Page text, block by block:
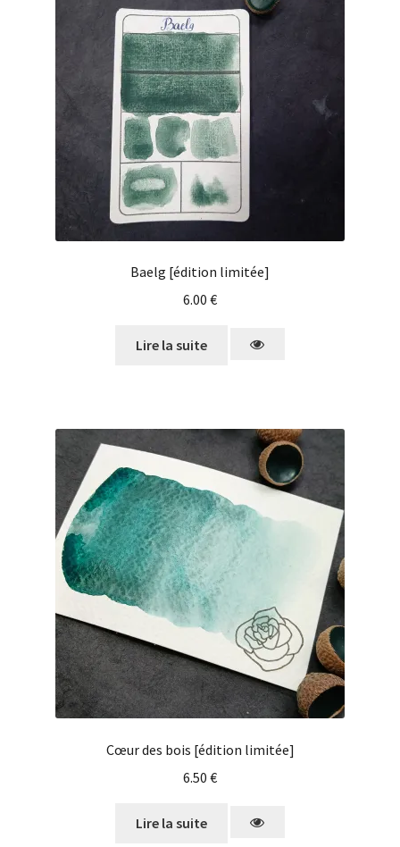
Baelg [édition limitée]
6.00 €
Lire la suite
Cœur des bois [édition limitée]
6.50 €
Lire la suite